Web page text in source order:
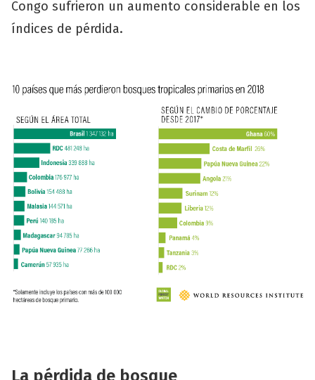
Congo sufrieron un aumento considerable en los
índices de pérdida.
La pérdida de bosque